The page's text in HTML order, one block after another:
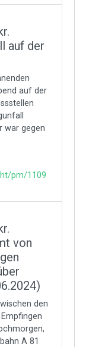
auf der
auf der
war gegen
pm/1109
von
den
A 81